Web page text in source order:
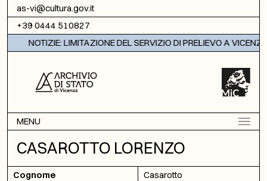
Vai al contenuto
as-vi@cultura.gov.it
+39 0444 510827
NOTIZIE: LIMITAZIONE DEL SERVIZIO DI PRELIEVO A VICENZA
MENU
CASAROTTO LORENZO
Cognome
Casarotto